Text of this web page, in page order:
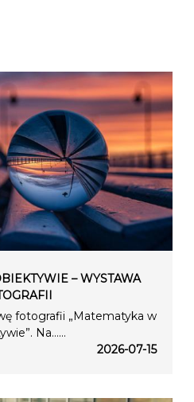
– WYSTAWA
fotografii „Matematyka w
Na…...
2026-07-15